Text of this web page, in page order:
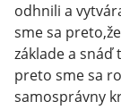
odhnili a
sme sa
základe a snáď
preto sme sa
samosprávny